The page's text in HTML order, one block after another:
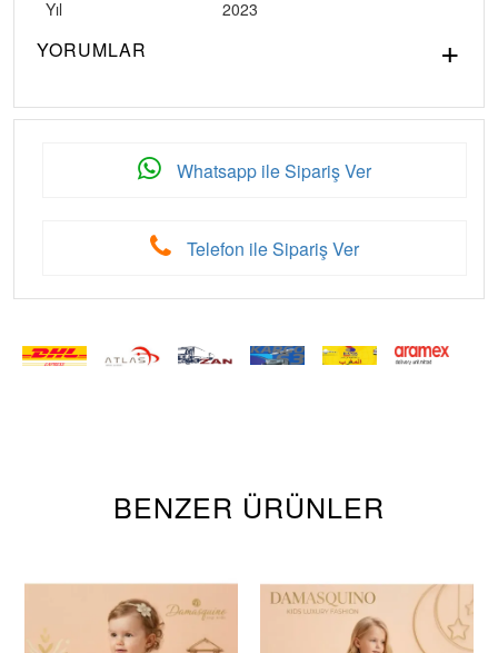
Yıl
2023
YORUMLAR
Whatsapp ile Sipariş Ver
Telefon ile Sipariş Ver
BENZER ÜRÜNLER